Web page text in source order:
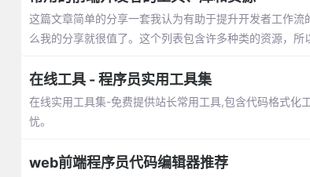
这篇文章简单的分享一套我认为有助于提升开发者工作
么我的分享就很值了。这个列表包含许多种类的资源，所
在线工具 - 程序员实用工具集
在线实用工具集-免费提供站长常用工具,包含代码格式化
忧。
web前端程序员代码编辑器推荐